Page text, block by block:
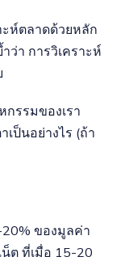
ะห์ตลาดด้วยหลัก
ว่า การวิเคราะห์
รรมของเรา
ป็นอย่างไร (ถ้า
ของมูลค่า
ต ที่เมื่อ 15-20